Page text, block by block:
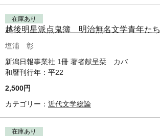
在庫あり
越後明星派点鬼簿 明治無名文学青年た
塩浦 彰
新潟日報事業社 1冊 著者献呈栞 カバ
和暦刊行年： 平22
2,500円
カテゴリー： 近代文学総論
在庫あり